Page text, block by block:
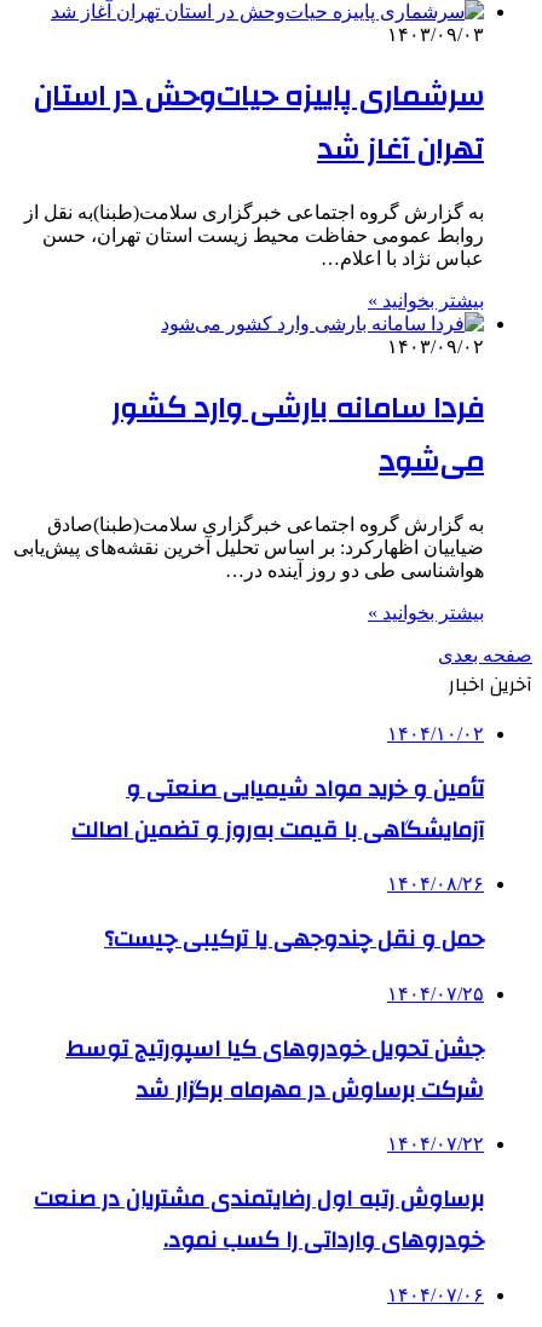
۱۴۰۳/۰۹/۰۳
سرشماری پاییزه حیات‌وحش در استان
تهران آغاز شد
به گزارش گروه اجتماعی خبرگزاری سلامت(طبنا)به نقل از
روابط عمومی حفاظت محیط زیست استان تهران، حسن
عباس نژاد با اعلام…
بیشتر بخوانید »
۱۴۰۳/۰۹/۰۲
فردا سامانه بارشی وارد کشور
می‌شود
به گزارش گروه اجتماعی خبرگزاری سلامت(طبنا)صادق
ضیاییان اظهارکرد: بر اساس تحلیل آخرین نقشه‌های پیش‌یابی
هواشناسی طی دو روز آینده در…
بیشتر بخوانید »
صفحه بعدی
آخرین اخبار
۱۴۰۴/۱۰/۰۲
تأمین و خرید مواد شیمیایی صنعتی و
آزمایشگاهی با قیمت به‌روز و تضمین اصالت
۱۴۰۴/۰۸/۲۶
حمل و نقل چندوجهی یا ترکیبی چیست؟
۱۴۰۴/۰۷/۲۵
جشن تحویل خودروهای کیا اسپورتیج توسط
شرکت برساوش در مهرماه برگزار شد
۱۴۰۴/۰۷/۲۲
برساوش رتبه اول رضایتمندی مشتریان در صنعت
خودروهای وارداتی را کسب نمود.
۱۴۰۴/۰۷/۰۶